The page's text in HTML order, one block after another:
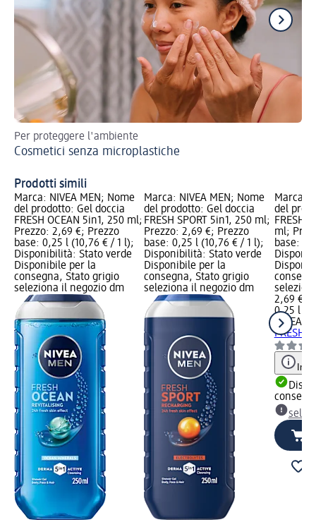
Per proteggere l'ambiente
Cosmetici senza microplastiche
Prodotti simili
Marca: NIVEA MEN; Nome
del prodotto: Gel doccia
FRESH OCEAN 5in1, 250 ml;
Prezzo: 2,69 €; Prezzo
base: 0,25 l (10,76 € / 1 l);
Disponibilità: Stato verde
Disponibile per la
consegna, Stato grigio
seleziona il negozio dm
Marca: NIVEA MEN; Nome
del prodotto: Gel doccia
FRESH SPORT 5in1, 250 ml;
Prezzo: 2,69 €; Prezzo
base: 0,25 l (10,76 € / 1 l);
Disponibilità: Stato verde
Disponibile per la
consegna, Stato grigio
seleziona il negozio dm
Marca:
del
FRESH
ml;
base:
2,69 €
0,25 l
NIVEA
FRESH